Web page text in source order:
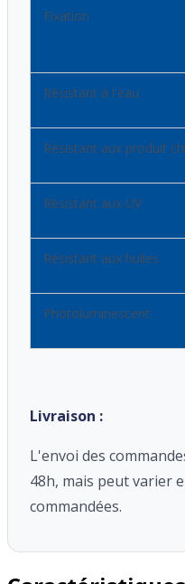
Fixation
Résistant à l'eau
Résistant aux produit
Résistant aux UV
Résistant aux huiles
Photoluminescent
Livraison :
L'envoi des
48h, mais peut varier
commandées.